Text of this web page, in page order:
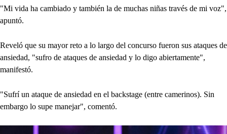
"Mi vida ha cambiado y también la de muchas niñas través de mi voz",
apuntó.
Reveló que su mayor reto a lo largo del concurso fueron sus ataques de
ansiedad, "sufro de ataques de ansiedad y lo digo abiertamente",
manifestó.
"Sufrí un ataque de ansiedad en el backstage (entre camerinos). Sin
embargo lo supe manejar", comentó.